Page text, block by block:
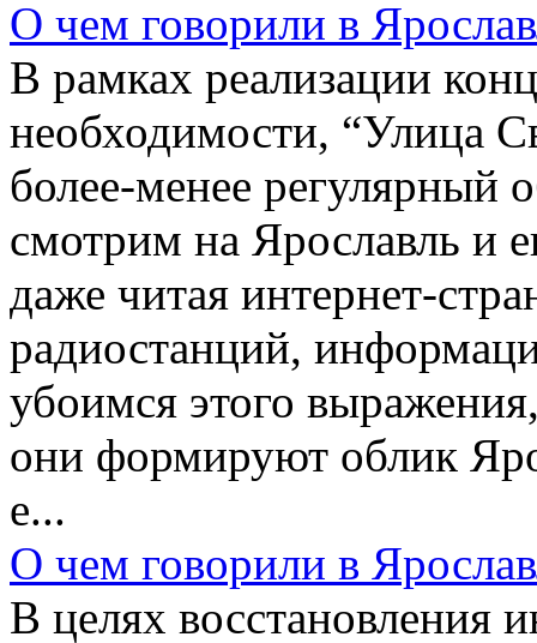
О чем говорили в
В рамках реализации
необходимости, “Улица
более-менее
смотрим на Ярославль и
даже читая интернет-
радиостанций,
убоимся этого
они формируют облик
е...
О чем говорили в
В целях восстановления